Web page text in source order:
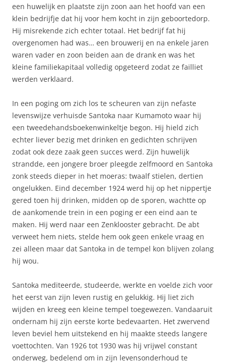
een huwelijk en plaatste zijn zoon aan het hoofd van een
klein bedrijfje dat hij voor hem kocht in zijn geboortedorp.
Hij misrekende zich echter totaal. Het bedrijf fat hij
overgenomen had was… een brouwerij en na enkele jaren
waren vader en zoon beiden aan de drank en was het
kleine familiekapitaal volledig opgeteerd zodat ze failliet
werden verklaard.
In een poging om zich los te scheuren van zijn nefaste
levenswijze verhuisde Santoka naar Kumamoto waar hij
een tweedehandsboekenwinkeltje begon. Hij hield zich
echter liever bezig met drinken en gedichten schrijven
zodat ook deze zaak geen succes werd. Zijn huwelijk
strandde, een jongere broer pleegde zelfmoord en Santoka
zonk steeds dieper in het moeras: twaalf stielen, dertien
ongelukken. Eind december 1924 werd hij op het nippertje
gered toen hij drinken, midden op de sporen, wachtte op
de aankomende trein in een poging er een eind aan te
maken. Hij werd naar een Zenklooster gebracht. De abt
verweet hem niets, stelde hem ook geen enkele vraag en
zei alleen maar dat Santoka in de tempel kon blijven zolang
hij wou.
Santoka mediteerde, studeerde, werkte en voelde zich voor
het eerst van zijn leven rustig en gelukkig. Hij liet zich
wijden en kreeg een kleine tempel toegewezen. Vandaaruit
ondernam hij zijn eerste korte bedevaarten. Het zwervend
leven beviel hem uitstekend en hij maakte steeds langere
voettochten. Van 1926 tot 1930 was hij vrijwel constant
onderweg, bedelend om in zijn levensonderhoud te